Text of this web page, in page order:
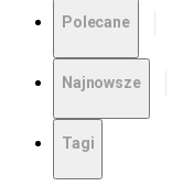
Polecane
Najnowsze
Tagi